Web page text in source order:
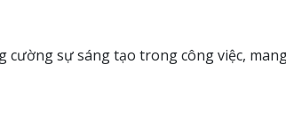
sự sáng tạo trong công việc,